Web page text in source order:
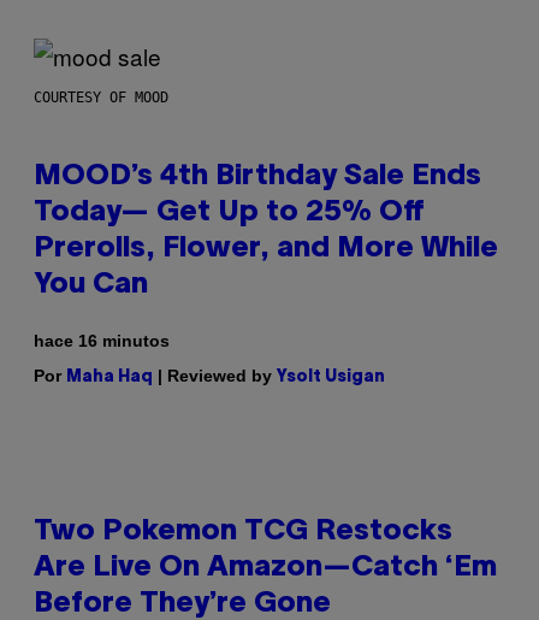
COURTESY OF MOOD
MOOD’s 4th Birthday Sale Ends
Today— Get Up to 25% Off
Prerolls, Flower, and More While
You Can
hace 16 minutos
Por Maha Haq | Reviewed by Ysolt Usigan
Two Pokemon TCG Restocks
Are Live On Amazon—Catch ‘Em
Before They’re Gone